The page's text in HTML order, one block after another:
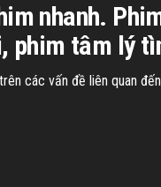
nhanh.
phim tâm lý
các vấn đề liên quan